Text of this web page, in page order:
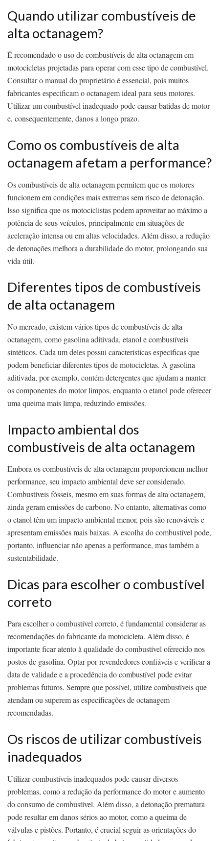
Quando utilizar combustíveis de
alta octanagem?
É recomendado o uso de combustíveis de alta octanagem em
motocicletas projetadas para operar com esse tipo de combustível.
Consultar o manual do proprietário é essencial, pois muitos
fabricantes especificam o octanagem ideal para seus motores.
Utilizar um combustível inadequado pode causar batidas de motor
e, consequentemente, danos a longo prazo.
Como os combustíveis de alta
octanagem afetam a performance?
Os combustíveis de alta octanagem permitem que os motores
funcionem em condições mais extremas sem risco de detonação.
Isso significa que os motociclistas podem aproveitar ao máximo a
potência de seus veículos, principalmente em situações de
aceleração intensa ou em altas velocidades. Além disso, a redução
de detonações melhora a durabilidade do motor, prolongando sua
vida útil.
Diferentes tipos de combustíveis
de alta octanagem
No mercado, existem vários tipos de combustíveis de alta
octanagem, como gasolina aditivada, etanol e combustíveis
sintéticos. Cada um deles possui características específicas que
podem beneficiar diferentes tipos de motocicletas. A gasolina
aditivada, por exemplo, contém detergentes que ajudam a manter
os componentes do motor limpos, enquanto o etanol pode oferecer
uma queima mais limpa, reduzindo emissões.
Impacto ambiental dos
combustíveis de alta octanagem
Embora os combustíveis de alta octanagem proporcionem melhor
performance, seu impacto ambiental deve ser considerado.
Combustíveis fósseis, mesmo em suas formas de alta octanagem,
ainda geram emissões de carbono. No entanto, alternativas como
o etanol têm um impacto ambiental menor, pois são renováveis e
apresentam emissões mais baixas. A escolha do combustível pode,
portanto, influenciar não apenas a performance, mas também a
sustentabilidade.
Dicas para escolher o combustível
correto
Para escolher o combustível correto, é fundamental considerar as
recomendações do fabricante da motocicleta. Além disso, é
importante ficar atento à qualidade do combustível oferecido nos
postos de gasolina. Optar por revendedores confiáveis e verificar a
data de validade e a procedência do combustível pode evitar
problemas futuros. Sempre que possível, utilize combustíveis que
atendam ou superem as especificações de octanagem
recomendadas.
Os riscos de utilizar combustíveis
inadequados
Utilizar combustíveis inadequados pode causar diversos
problemas, como a redução da performance do motor e aumento
do consumo de combustível. Além disso, a detonação prematura
pode resultar em danos sérios ao motor, como a queima de
válvulas e pistões. Portanto, é crucial seguir as orientações do